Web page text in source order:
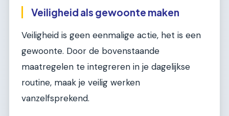
Veiligheid als gewoonte maken
Veiligheid is geen eenmalige actie, het is een
gewoonte. Door de bovenstaande
maatregelen te integreren in je dagelijkse
routine, maak je veilig werken
vanzelfsprekend.